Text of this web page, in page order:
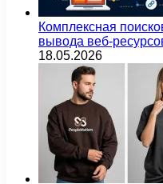
Комплексная
вывода веб-
18.05.2026